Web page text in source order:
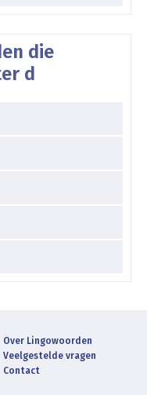
die
d
Over Lingowoorden
Veelgestelde vragen
Contact